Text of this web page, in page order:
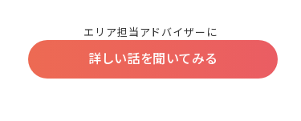
エリア担当アドバイザーに
詳しい話を聞いてみる